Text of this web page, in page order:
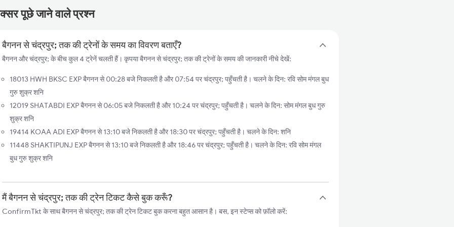
पूछे जाने वाले प्रश्न
बैगनन से चंद्रपुर; तक की ट्रेनों के समय का विवरण बताएँ?
बैगनन और चंद्रपुर; के बीच कुल 4 ट्रेनें चलती हैं। कृपया बैगनन से चंद्रपुर; तक की ट्रेनों के समय की जानकारी नीचे देखें:
18013 HWH BKSC EXP बैगनन से 00:28 बजे निकलती है और 07:54 पर चंद्रपुर; पहुँचती है। चलने के दिन: रवि सोम मंगल बुध
गुरु शुक्र शनि
12019 SHATABDI EXP बैगनन से 06:05 बजे निकलती है और 10:24 पर चंद्रपुर; पहुँचती है। चलने के दिन: सोम मंगल बुध गुरु
शुक्र शनि
19414 KOAA ADI EXP बैगनन से 13:10 बजे निकलती है और 18:30 पर चंद्रपुर; पहुँचती है। चलने के दिन: शनि
11448 SHAKTIPUNJ EXP बैगनन से 13:10 बजे निकलती है और 18:46 पर चंद्रपुर; पहुँचती है। चलने के दिन: रवि सोम मंगल
बुध गुरु शुक्र शनि
मैं बैगनन से चंद्रपुर; तक की ट्रेन टिकट कैसे बुक करूँ?
ConfirmTkt के साथ बैगनन से चंद्रपुर; तक की ट्रेन टिकट बुक करना बहुत आसान है। बस, इन स्टेप्स को फ़ॉलो करें: